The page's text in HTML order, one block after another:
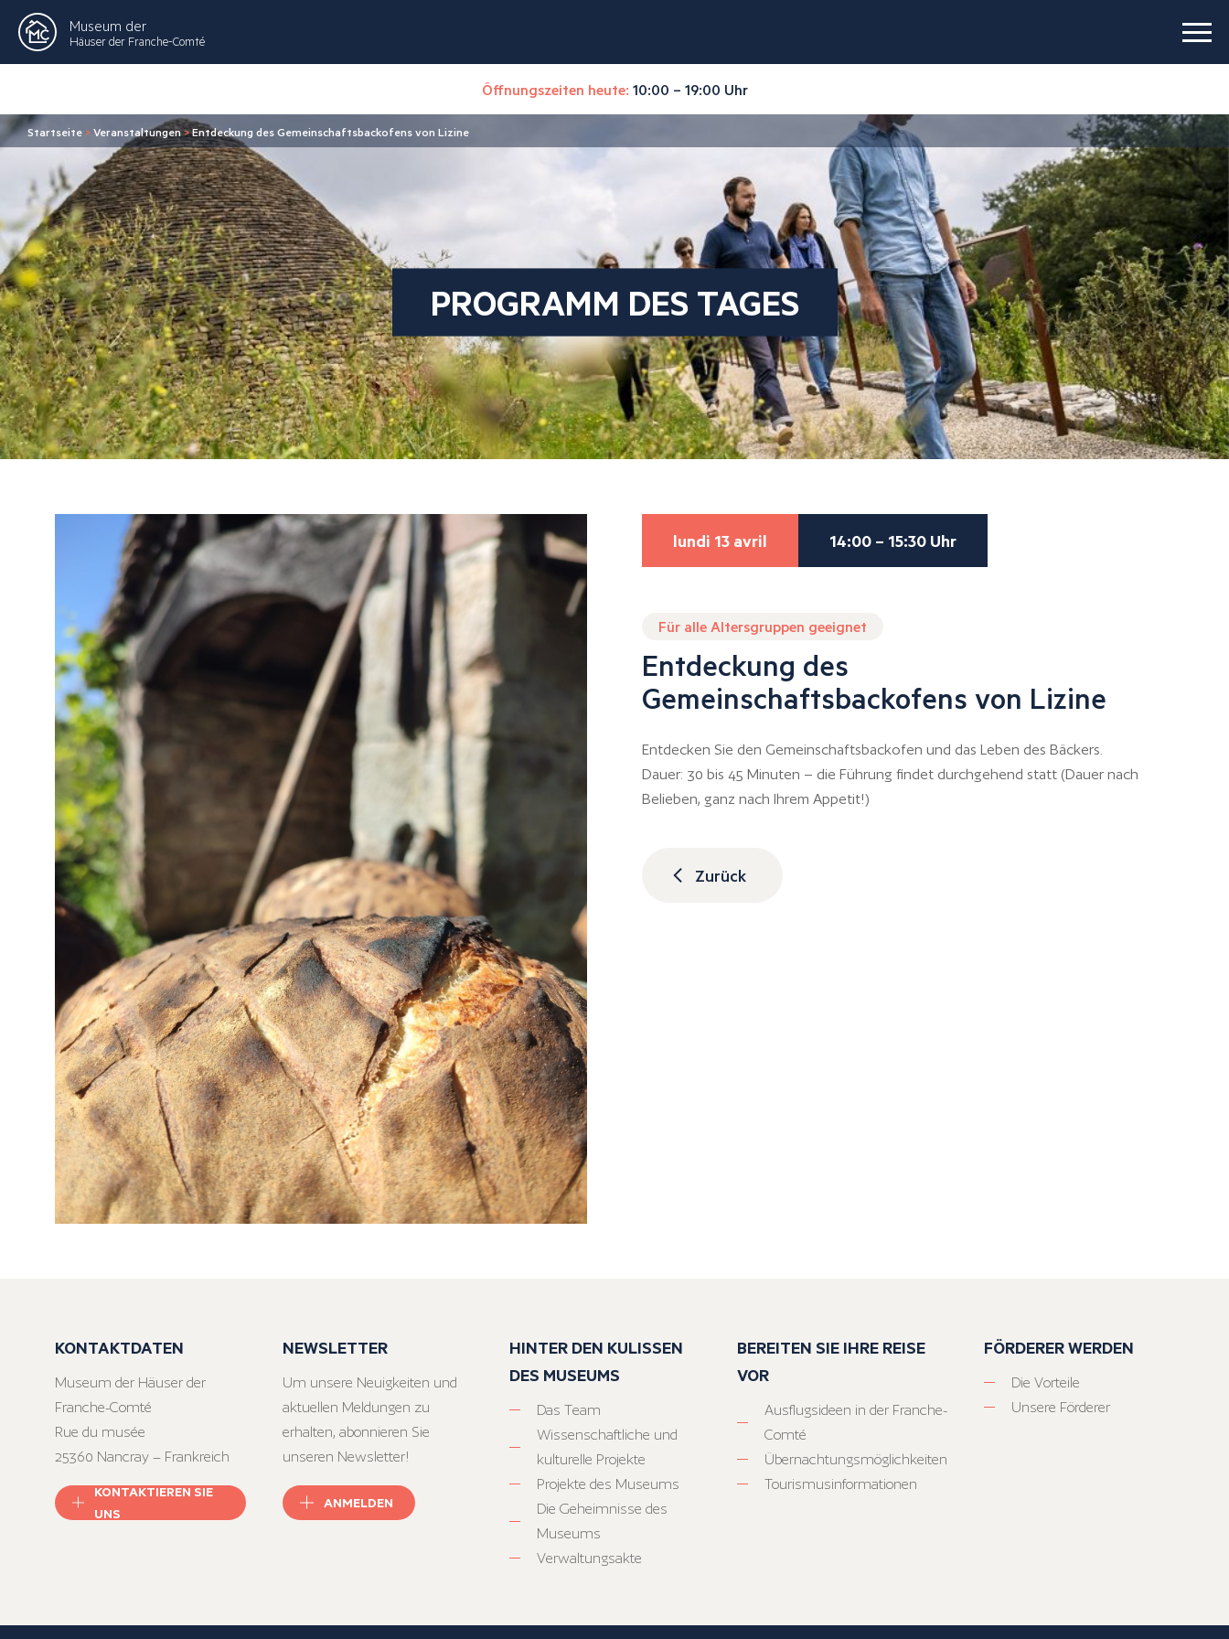
Museum der
Häuser der Franche-Comté
Öffnungszeiten heute: 10:00 – 19:00 Uhr
Startseite >Veranstaltungen>Entdeckung des Gemeinschaftsbackofens von Lizine
PROGRAMM DES TAGES
lundi 13 avril 14:00 – 15:30 Uhr
Für alle Altersgruppen geeignet
Entdeckung des
Gemeinschaftsbackofens von Lizine
Entdecken Sie den Gemeinschaftsbackofen und das Leben des Bäckers.
Dauer: 30 bis 45 Minuten – die Führung findet durchgehend statt (Dauer nach
Belieben, ganz nach Ihrem Appetit!)
Zurück
KONTAKTDATEN
Museum der Häuser der
Franche-Comté
Rue du musée
25360 Nancray – Frankreich
KONTAKTIEREN SIE
UNS
NEWSLETTER
Um unsere Neuigkeiten und
aktuellen Meldungen zu
erhalten, abonnieren Sie
unseren Newsletter!
ANMELDEN
HINTER DEN KULISSEN
DES MUSEUMS
Das Team
Wissenschaftliche und
kulturelle Projekte
Projekte des Museums
Die Geheimnisse des
Museums
Verwaltungsakte
BEREITEN SIE IHRE REISE
VOR
Ausflugsideen in der Franche-
Comté
Übernachtungsmöglichkeiten
Tourismusinformationen
FÖRDERER WERDEN
Die Vorteile
Unsere Förderer